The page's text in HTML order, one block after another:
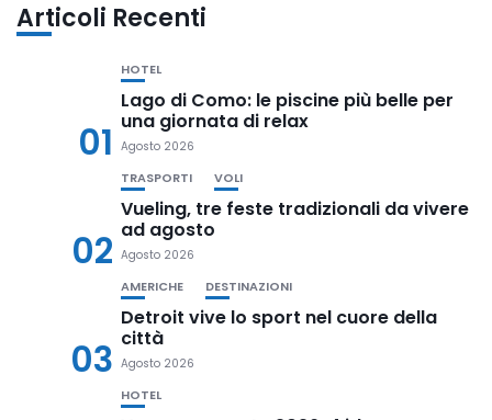
Articoli Recenti
01
HOTEL
Lago di Como: le piscine più belle per
una giornata di relax
Agosto 2026
02
TRASPORTI VOLI
Vueling, tre feste tradizionali da vivere
ad agosto
Agosto 2026
03
AMERICHE DESTINAZIONI
Detroit vive lo sport nel cuore della
città
Agosto 2026
HOTEL